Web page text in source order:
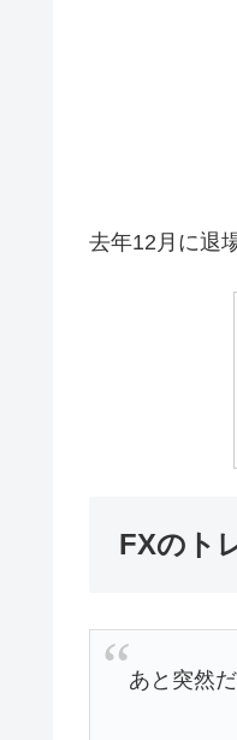
去年12月に退
FXのト
あと突然